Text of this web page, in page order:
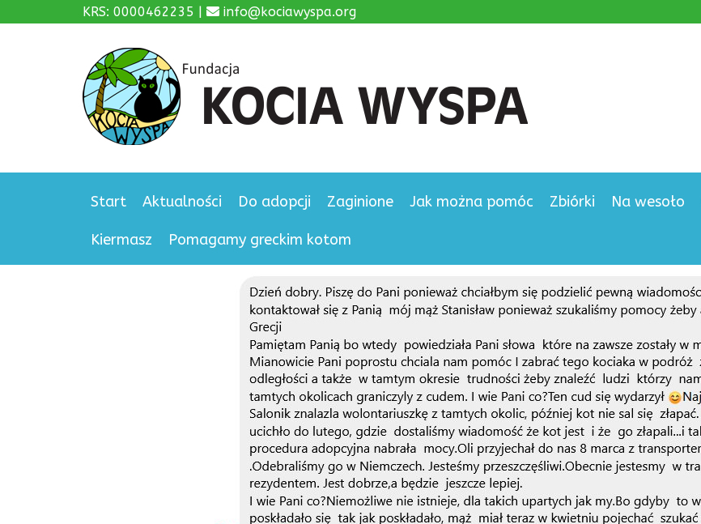
KRS: 0000462235 | info@kociawyspa.org
Start Aktualności Do adopcji Zaginione Jak można pomóc Zbiórki Na wesoło
Kiermasz Pomagamy greckim kotom